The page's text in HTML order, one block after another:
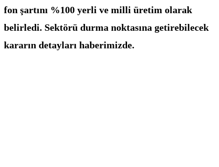
fon şartını %100 yerli ve milli üretim olarak
belirledi. Sektörü durma noktasına getirebilecek
kararın detayları haberimizde.